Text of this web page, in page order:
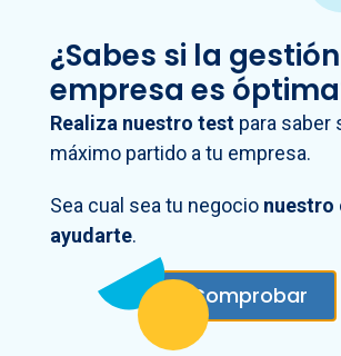
Deben ser fácilmente
y accesibles:
No sirve de nada contar con
KPIs que aporten mucha
relevante y medible, si estos no
fácilmente interpretados.
Deben ser una fiel
la realidad de la empresa
Es de vital importancia que los
¿Sabes si la
empresa es
Realiza nuestro test para saber
máximo partido a tu empresa.
Sea cual sea tu negocio nuestro
ayudarte.
Comprobar